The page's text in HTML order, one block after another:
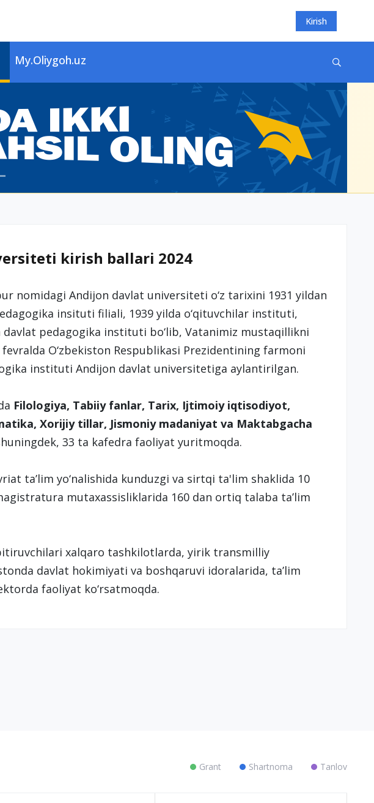
Kirish
My.Oliygoh.uz
kirish ballari 2024
nomidagi Andijon davlat universiteti o‘z tarixini 1931 yildan
insituti filiali, 1939 yilda o‘qituvchilar instituti,
davlat pedagogika instituti bo‘lib, Vatanimiz mustaqillikni
fevralda O‘zbekiston Respublikasi Prezidentining farmoni
instituti Andijon davlat universitetiga aylantirilgan.
Filologiya, Tabiiy fanlar, Tarix, Ijtimoiy iqtisodiyot,
Xorijiy tillar, Jismoniy madaniyat va Maktabgacha
33 ta kafedra faoliyat yuritmoqda.
ta’lim yo‘nalishida kunduzgi va sirtqi ta'lim shaklida 10
mutaxassisliklarida 160 dan ortiq talaba ta’lim
xalqaro tashkilotlarda, yirik transmilliy
davlat hokimiyati va boshqaruvi idoralarida, ta’lim
faoliyat ko‘rsatmoqda.
Grant Shartnoma Tanlov